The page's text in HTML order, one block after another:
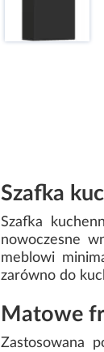
Szafka
Szafka
nowoczesne
meblowi
zarówno do
Matowe
Zastosowana